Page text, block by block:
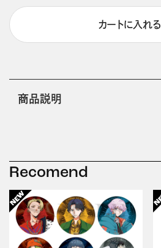
カートに入れる
商品説明
Recomend